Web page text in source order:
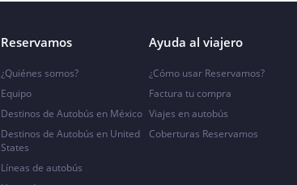
Reservamos
¿Quiénes somos?
Equipo
Destinos de Autobús en México
Destinos de Autobús en United
States
Líneas de autobús
Ayuda al viajero
¿Cómo usar Reservamos?
Factura tu compra
Viajes en autobús
Coberturas Reservamos